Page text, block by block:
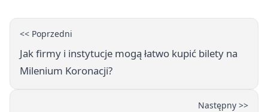
<< Poprzedni
Jak firmy i instytucje mogą łatwo kupić bilety na
Milenium Koronacji?
Następny >>